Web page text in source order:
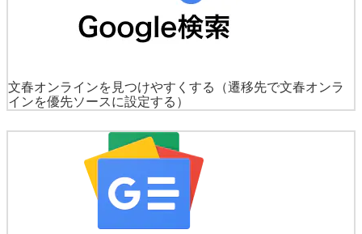
文春オンラインを見つけやすくする
（遷移先で文春オンラ
インを優先ソースに設定する）